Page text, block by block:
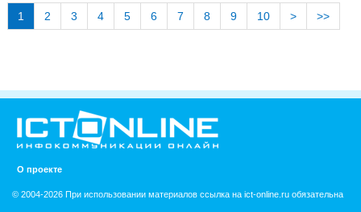
1 2 3 4 5 6 7 8 9 10 > >>
О проекте
© 2004-2026 При использовании материалов ссылка на ict-online.ru обязательна